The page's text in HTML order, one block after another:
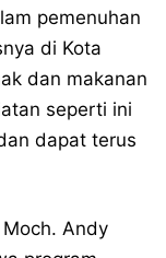
pemenuhan
di Kota
dan makanan
seperti ini
dapat terus
Andy